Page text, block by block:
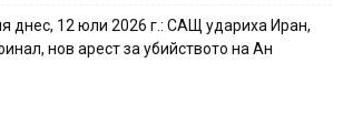
днес, 12 юли 2026 г.: САЩ удариха Иран,
нов арест за убийството на Ан